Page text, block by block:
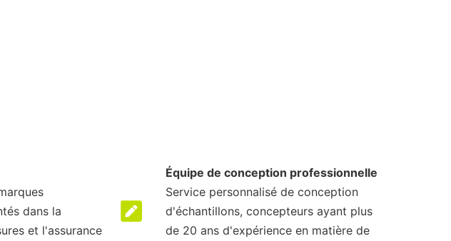
dans la
et l'assurance
Équipe de conception professionnelle
Service personnalisé de conception
d'échantillons, concepteurs ayant plus
de 20 ans d'expérience en matière de